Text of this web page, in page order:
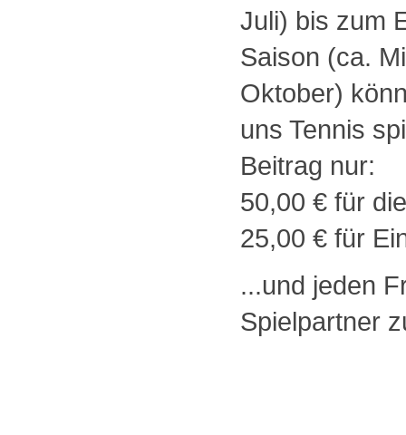
Juli) bis zum
Saison (ca.
Oktober)
uns Tennis
Beitrag nur:
50,00 € für
25,00 € für
...und jeden
Spielpartner